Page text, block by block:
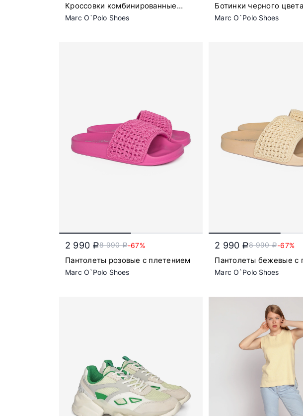
Кроссовки комбинированные
бежевого цвета с декоративной
строчкой
Marc O`Polo Shoes
Ботинки черного
объемной подошве
Marc O`Polo Shoes
2 990 a8 990a-67%
Пантолеты розовые с плетением
Marc O`Polo Shoes
2 990 a8 990a-67%
Пантолеты бежевые с
Marc O`Polo Shoes